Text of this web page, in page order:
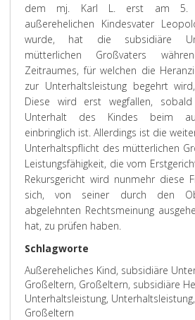
dem mj. Karl L. erst am 5.
außerehelichen Kindesvater
wurde, hat die subsidiäre
mütterlichen Großvaters
Zeitraumes, für welchen die
zur Unterhaltsleistung begehrt
Diese wird erst wegfallen,
Unterhalt des Kindes beim
einbringlich ist. Allerdings ist die
Unterhaltspflicht des mütterlichen
Leistungsfähigkeit, die vom
Rekursgericht wird nunmehr diese
sich, von seiner durch den
abgelehnten Rechtsmeinung
hat, zu prüfen haben.
Schlagworte
Außereheliches Kind, subsidiäre
Großeltern, Großeltern, subsidiäre
Unterhaltsleistung,
Großeltern